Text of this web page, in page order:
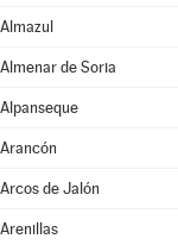
Almazul
Almenar de Soria
Alpanseque
Arancón
Arcos de Jalón
Arenillas